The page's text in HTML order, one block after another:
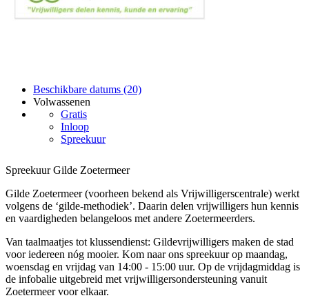
Beschikbare datums (20)
Volwassenen
Gratis
Inloop
Spreekuur
Spreekuur Gilde Zoetermeer
Gilde Zoetermeer (voorheen bekend als Vrijwilligerscentrale) werkt
volgens de ‘gilde-methodiek’. Daarin delen vrijwilligers hun kennis
en vaardigheden belangeloos met andere Zoetermeerders.
Van taalmaatjes tot klussendienst: Gildevrijwilligers maken de stad
voor iedereen nóg mooier. Kom naar ons spreekuur op maandag,
woensdag en vrijdag van 14:00 - 15:00 uur. Op de vrijdagmiddag is
de infobalie uitgebreid met vrijwilligersondersteuning vanuit
Zoetermeer voor elkaar.